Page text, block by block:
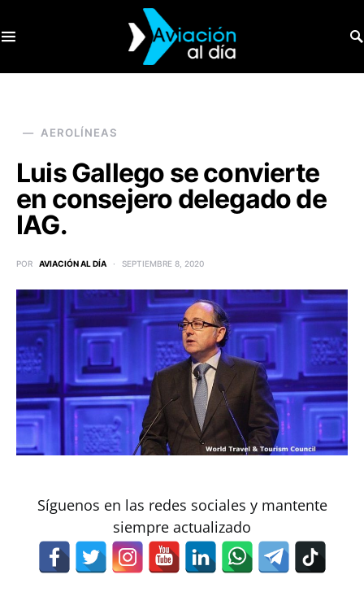
AEROLÍNEAS
Luis Gallego se convierte
en consejero delegado de
IAG.
POR AVIACIÓN AL DÍA SEPTIEMBRE 8, 2020
Síguenos en las redes sociales y mantente
siempre actualizado